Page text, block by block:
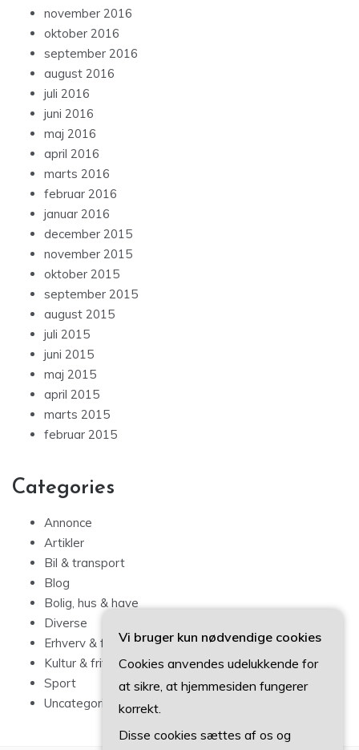
november 2016
oktober 2016
september 2016
august 2016
juli 2016
juni 2016
maj 2016
april 2016
marts 2016
februar 2016
januar 2016
december 2015
november 2015
oktober 2015
september 2015
august 2015
juli 2015
juni 2015
maj 2015
april 2015
marts 2015
februar 2015
Categories
Annonce
Artikler
Bil & transport
Blog
Bolig, hus & have
Diverse
Erhverv & forbrug
Kultur & fritid
Sport
Uncategorized
Vi bruger kun nødvendige cookies
Cookies anvendes udelukkende for
at sikre, at hjemmesiden fungerer
korrekt.
Disse cookies sættes af os og